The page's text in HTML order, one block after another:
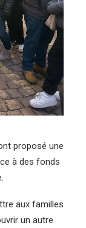
proposé une
à des fonds
aux familles
un autre